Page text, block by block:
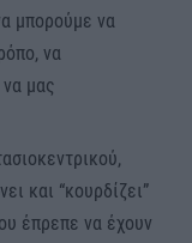
μπορούμε να
να
μας
και “κουρδίζει”
έπρεπε να έχουν